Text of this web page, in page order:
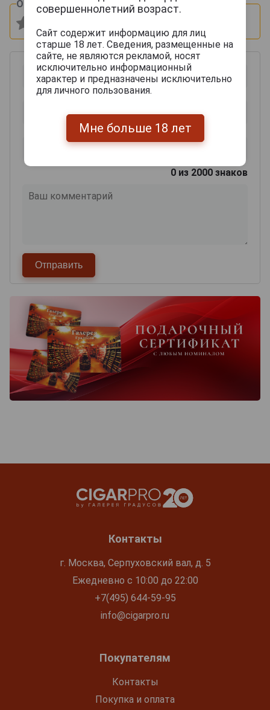
Оцените и напишите отзыв:
0 из 2000 знаков
Контакты
г. Москва, Серпуховский вал, д. 5
Ежедневно с 10:00 до 22:00
+7(495) 644-59-95
info@cigarpro.ru
Покупателям
Контакты
Покупка и оплата
совершеннолетний возраст.
Сайт содержит информацию для лиц
старше 18 лет. Сведения, размещенные на
сайте, не являются рекламой, носят
исключительно информационный
характер и предназначены исключительно
для личного пользования.
Мне больше 18 лет